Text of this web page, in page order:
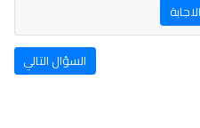
السؤال التالي